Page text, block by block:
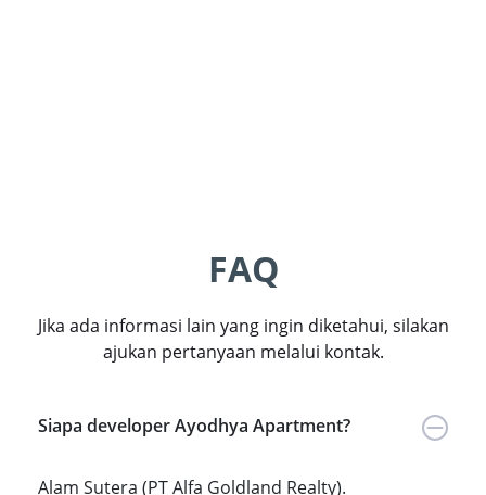
FAQ
Jika ada informasi lain yang ingin diketahui, silakan
ajukan pertanyaan melalui kontak.
Siapa developer Ayodhya Apartment?
Alam Sutera (PT Alfa Goldland Realty).